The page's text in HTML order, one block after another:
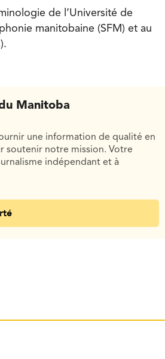
de l’Université de
manitobaine (SFM) et au
Manitoba
une information de qualité en
soutenir notre mission. Votre
indépendant et à